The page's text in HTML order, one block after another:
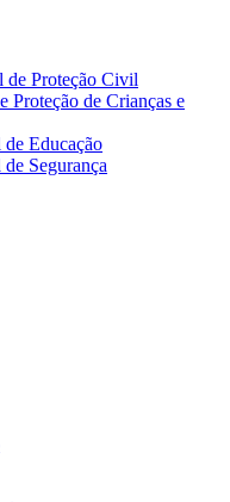
de Proteção Civil
Proteção de Crianças e
Educação
Segurança